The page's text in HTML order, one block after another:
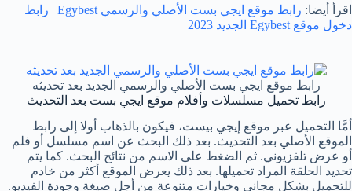
اقرأ أيضا:
رابط موقع ايجي بست الأصلي والرسمي Egybest | رابط
دخول موقع Egybest الجديد 2023
رابط موقع ايجي بست الأصلي والرسمي الجديد بعد تحديثه
رابط تحميل مسلسلات وأفلام موقع ايجي بست بعد التحديث
أمَّا التحميل عبر موقع إيجي بيست، فيكون بالذهاب أولا إلى رابط
الموقع الأصلي بعد التحديث. بعد ذلك البحث عن اسم مسلسل أو فلم
أو عرض تلفزيوني. ثم الضغط على الاسم من نتائج البحث. كما يتم
تحديد الحلقة المراد تحميلها. بعد ذلك يعرض الموقع أكثر من خادم
للتحميل بشكل مجاني وخيارات متنوعة من أجل صيغة وجودة الفيديو.